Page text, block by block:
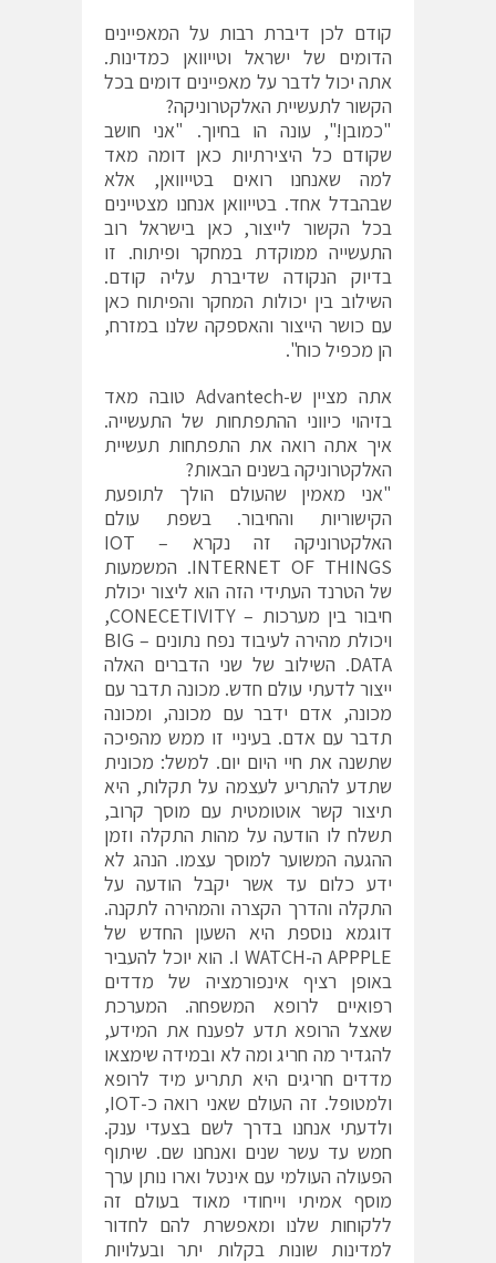
קודם לכן דיברת רבות על המאפיינים
הדומים של ישראל וטייוואן כמדינות.
אתה יכול לדבר על מאפיינים דומים בכל
הקשור לתעשיית האלקטרוניקה?
"כמובן!", עונה הו בחיוך. "אני חושב
שקודם כל היצירתיות כאן דומה מאד
למה שאנחנו רואים בטייוואן, אלא
שבהבדל אחד. בטייוואן אנחנו מצטיינים
בכל הקשור לייצור, כאן בישראל רוב
התעשייה ממוקדת במחקר ופיתוח. זו
בדיוק הנקודה שדיברת עליה קודם.
השילוב בין יכולות המחקר והפיתוח כאן
עם כושר הייצור והאספקה שלנו במזרח,
הן מכפיל כוח".
אתה מציין ש-Advantech טובה מאד
בזיהוי כיווני ההתפתחות של התעשייה.
איך אתה רואה את התפתחות תעשיית
האלקטרוניקה בשנים הבאות?
"אני מאמין שהעולם הולך לתופעת
הקישוריות והחיבור. בשפת עולם
האלקטרוניקה זה נקרא IOT –
INTERNET OF THINGS. המשמעות
של הטרנד העתידי הזה הוא ליצור יכולת
חיבור בין מערכות – CONECETIVITY,
ויכולת מהירה לעיבוד נפח נתונים – BIG
DATA. השילוב של שני הדברים האלה
ייצור לדעתי עולם חדש. מכונה תדבר עם
מכונה, אדם ידבר עם מכונה, ומכונה
תדבר עם אדם. בעיניי זו ממש מהפיכה
שתשנה את חיי היום יום. למשל: מכונית
שתדע להתריע לעצמה על תקלות, היא
תיצור קשר אוטומטית עם מוסך קרוב,
תשלח לו הודעה על מהות התקלה וזמן
ההגעה המשוער למוסך עצמו. הנהג לא
ידע כלום עד אשר יקבל הודעה על
התקלה והדרך הקצרה והמהירה לתקנה.
דוגמא נוספת היא השעון החדש של
APPPLE ה-I WATCH. הוא יוכל להעביר
באופן רציף אינפורמציה של מדדים
רפואיים לרופא המשפחה. המערכת
שאצל הרופא תדע לפענח את המידע,
להגדיר מה חריג ומה לא ובמידה שימצאו
מדדים חריגים היא תתריע מיד לרופא
ולמטופל. זה העולם שאני רואה כ-IOT,
ולדעתי אנחנו בדרך לשם בצעדי ענק.
חמש עד עשר שנים ואנחנו שם. שיתוף
הפעולה העולמי עם אינטל וארו נותן ערך
מוסף אמיתי וייחודי מאוד בעולם זה
ללקוחות שלנו ומאפשרת להם לחדור
למדינות שונות בקלות יתר ובעלויות